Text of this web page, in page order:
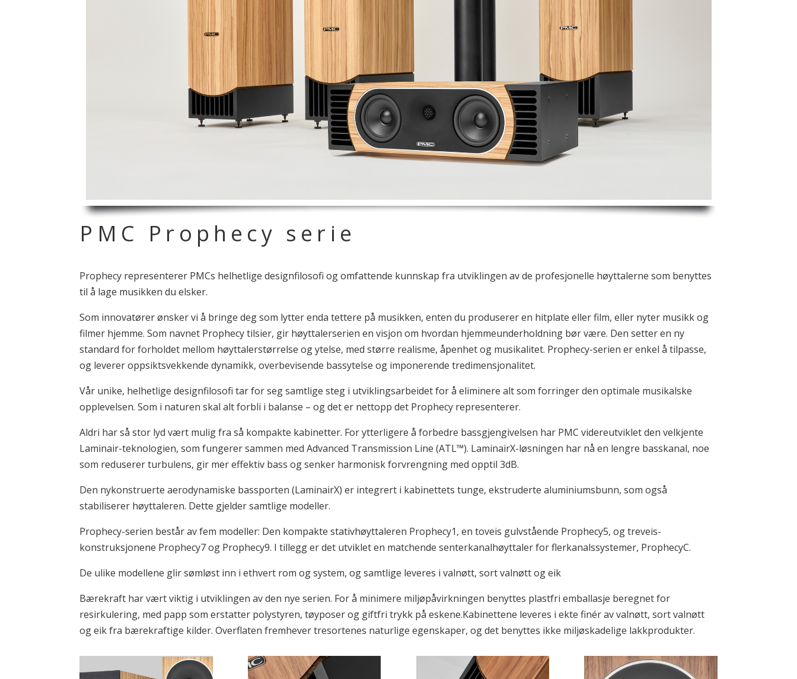
PMC Prophecy serie
Prophecy representerer PMCs helhetlige designfilosofi og omfattende kunnskap fra utviklingen av de profesjonelle høyttalerne som benyttes
til å lage musikken du elsker.
Som innovatører ønsker vi å bringe deg som lytter enda tettere på musikken, enten du produserer en hitplate eller film, eller nyter musikk og
filmer hjemme. Som navnet Prophecy tilsier, gir høyttalerserien en visjon om hvordan hjemmeunderholdning bør være. Den setter en ny
standard for forholdet mellom høyttalerstørrelse og ytelse, med større realisme, åpenhet og musikalitet. Prophecy-serien er enkel å tilpasse,
og leverer oppsiktsvekkende dynamikk, overbevisende bassytelse og imponerende tredimensjonalitet.
Vår unike, helhetlige designfilosofi tar for seg samtlige steg i utviklingsarbeidet for å eliminere alt som forringer den optimale musikalske
opplevelsen. Som i naturen skal alt forbli i balanse – og det er nettopp det Prophecy representerer.
Aldri har så stor lyd vært mulig fra så kompakte kabinetter. For ytterligere å forbedre bassgjengivelsen har PMC videreutviklet den velkjente
Laminair-teknologien, som fungerer sammen med Advanced Transmission Line (ATL™). LaminairX-løsningen har nå en lengre basskanal, noe
som reduserer turbulens, gir mer effektiv bass og senker harmonisk forvrengning med opptil 3dB.
Den nykonstruerte aerodynamiske bassporten (LaminairX) er integrert i kabinettets tunge, ekstruderte aluminiumsbunn, som også
stabiliserer høyttaleren. Dette gjelder samtlige modeller.
Prophecy-serien består av fem modeller: Den kompakte stativhøyttaleren Prophecy1, en toveis gulvstående Prophecy5, og treveis-
konstruksjonene Prophecy7 og Prophecy9. I tillegg er det utviklet en matchende senterkanalhøyttaler for flerkanalssystemer, ProphecyC.
De ulike modellene glir sømløst inn i ethvert rom og system, og samtlige leveres i valnøtt, sort valnøtt og eik
Bærekraft har vært viktig i utviklingen av den nye serien. For å minimere miljøpåvirkningen benyttes plastfri emballasje beregnet for
resirkulering, med papp som erstatter polystyren, tøyposer og giftfri trykk på eskene.Kabinettene leveres i ekte finér av valnøtt, sort valnøtt
og eik fra bærekraftige kilder. Overflaten fremhever tresortenes naturlige egenskaper, og det benyttes ikke miljøskadelige lakkprodukter.